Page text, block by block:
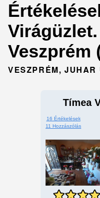
Veszprém
VESZPRÉM, JUHAR
Tímea
16 Értékelések
11 Hozzászólás